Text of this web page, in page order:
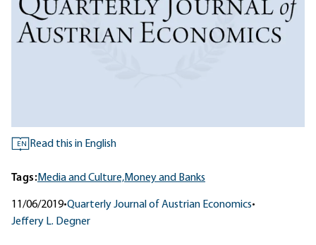
EN Read this in English
Tags:Media and Culture,Money and Banks
11/06/2019•Quarterly Journal of Austrian Economics•
Jeffery L. Degner